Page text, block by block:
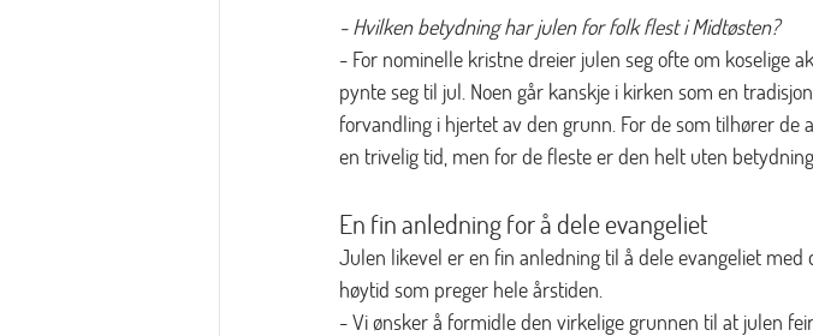
- Hvilken betydning har julen for folk flest i Midtøsten?
- For nominelle kristne dreier julen seg ofte om koselige
pynte seg til jul. Noen går kanskje i kirken som en
forvandling i hjertet av den grunn. For de som tilhører
en trivelig tid, men for de fleste er den helt uten betydning.
En fin anledning for å dele evangeliet
Julen likevel er en fin anledning til å dele evangeliet
høytid som preger hele årstiden.
- Vi ønsker å formidle den virkelige grunnen til at julen